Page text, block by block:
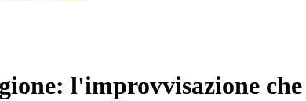
l'improvvisazione